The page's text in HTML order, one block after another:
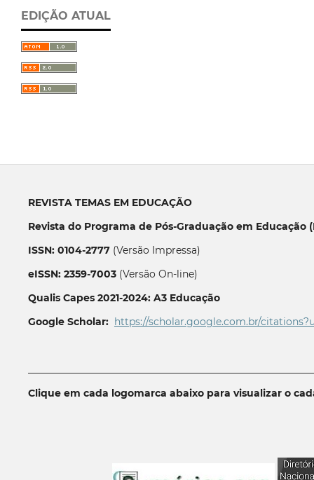
EDIÇÃO ATUAL
REVISTA TEMAS EM EDUCAÇÃO
Revista do Programa de Pós-Graduação em Educação
ISSN: 0104-2777(Versão Impressa)
eISSN: 2359-7003(Versão On-line)
Qualis Capes 2021-2024: A3 Educação
Google Scholar: https://scholar.google.com.br/
Clique em cada logomarca abaixo para visualizar o